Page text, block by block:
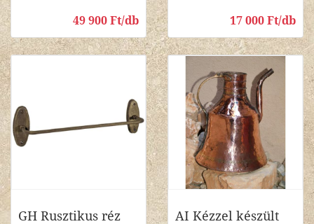
49 900 Ft/db 17 000 Ft/db
GH Rusztikus réz
AI Kézzel készült